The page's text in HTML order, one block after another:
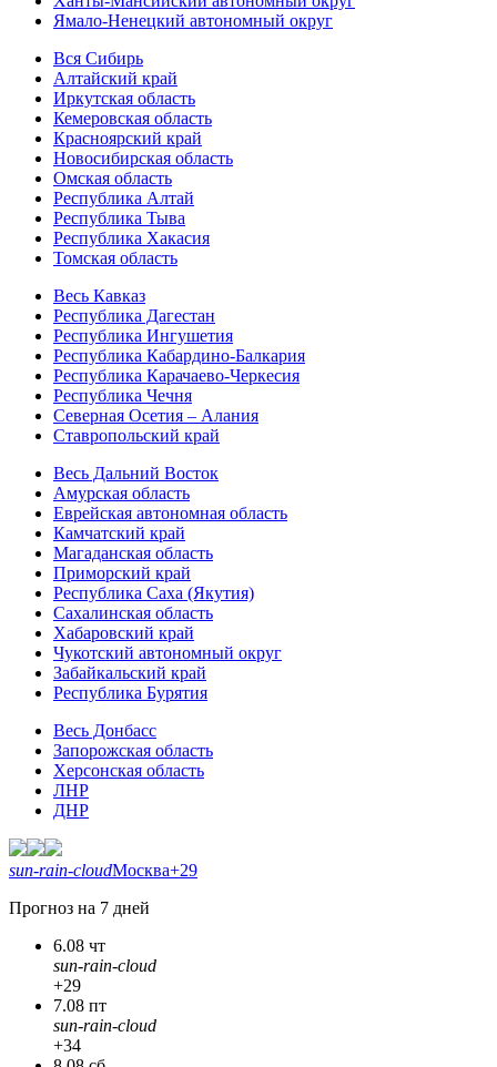
Ямало-Ненецкий автономный округ
Вся Сибирь
Алтайский край
Иркутская область
Кемеровская область
Красноярский край
Новосибирская область
Омская область
Республика Алтай
Республика Тыва
Республика Хакасия
Томская область
Весь Кавказ
Республика Дагестан
Республика Ингушетия
Республика Кабардино-Балкария
Республика Карачаево-Черкесия
Республика Чечня
Северная Осетия – Алания
Ставропольский край
Весь Дальний Восток
Амурская область
Еврейская автономная область
Камчатский край
Магаданская область
Приморский край
Республика Саха (Якутия)
Сахалинская область
Хабаровский край
Чукотский автономный округ
Забайкальский край
Республика Бурятия
Весь Донбасс
Запорожская область
Херсонская область
ЛНР
ДНР
sun-rain-cloudМосква+29
Прогноз на 7 дней
6.08 чт
sun-rain-cloud
+29
7.08 пт
sun-rain-cloud
+34